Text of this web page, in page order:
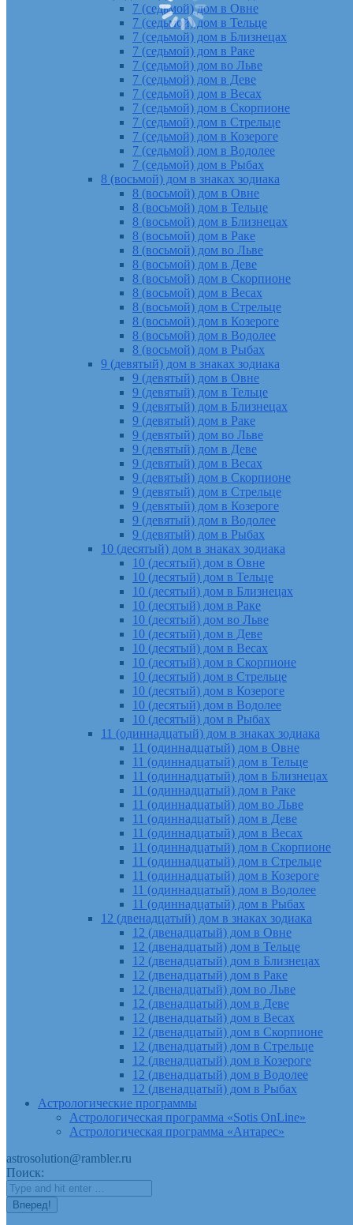
7 (седьмой) дом в Овне
7 (седьмой) дом в Тельце
7 (седьмой) дом в Близнецах
7 (седьмой) дом в Раке
7 (седьмой) дом во Льве
7 (седьмой) дом в Деве
7 (седьмой) дом в Весах
7 (седьмой) дом в Скорпионе
7 (седьмой) дом в Стрельце
7 (седьмой) дом в Козероге
7 (седьмой) дом в Водолее
7 (седьмой) дом в Рыбах
8 (восьмой) дом в знаках зодиака
8 (восьмой) дом в Овне
8 (восьмой) дом в Тельце
8 (восьмой) дом в Близнецах
8 (восьмой) дом в Раке
8 (восьмой) дом во Льве
8 (восьмой) дом в Деве
8 (восьмой) дом в Скорпионе
8 (восьмой) дом в Весах
8 (восьмой) дом в Стрельце
8 (восьмой) дом в Козероге
8 (восьмой) дом в Водолее
8 (восьмой) дом в Рыбах
9 (девятый) дом в знаках зодиака
9 (девятый) дом в Овне
9 (девятый) дом в Тельце
9 (девятый) дом в Близнецах
9 (девятый) дом в Раке
9 (девятый) дом во Льве
9 (девятый) дом в Деве
9 (девятый) дом в Весах
9 (девятый) дом в Скорпионе
9 (девятый) дом в Стрельце
9 (девятый) дом в Козероге
9 (девятый) дом в Водолее
9 (девятый) дом в Рыбах
10 (десятый) дом в знаках зодиака
10 (десятый) дом в Овне
10 (десятый) дом в Тельце
10 (десятый) дом в Близнецах
10 (десятый) дом в Раке
10 (десятый) дом во Льве
10 (десятый) дом в Деве
10 (десятый) дом в Весах
10 (десятый) дом в Скорпионе
10 (десятый) дом в Стрельце
10 (десятый) дом в Козероге
10 (десятый) дом в Водолее
10 (десятый) дом в Рыбах
11 (одиннадцатый) дом в знаках зодиака
11 (одиннадцатый) дом в Овне
11 (одиннадцатый) дом в Тельце
11 (одиннадцатый) дом в Близнецах
11 (одиннадцатый) дом в Раке
11 (одиннадцатый) дом во Льве
11 (одиннадцатый) дом в Деве
11 (одиннадцатый) дом в Весах
11 (одиннадцатый) дом в Скорпионе
11 (одиннадцатый) дом в Стрельце
11 (одиннадцатый) дом в Козероге
11 (одиннадцатый) дом в Водолее
11 (одиннадцатый) дом в Рыбах
12 (двенадцатый) дом в знаках зодиака
12 (двенадцатый) дом в Овне
12 (двенадцатый) дом в Тельце
12 (двенадцатый) дом в Близнецах
12 (двенадцатый) дом в Раке
12 (двенадцатый) дом во Льве
12 (двенадцатый) дом в Деве
12 (двенадцатый) дом в Весах
12 (двенадцатый) дом в Скорпионе
12 (двенадцатый) дом в Стрельце
12 (двенадцатый) дом в Козероге
12 (двенадцатый) дом в Водолее
12 (двенадцатый) дом в Рыбах
Астрологические программы
Астрологическая программа «Sotis OnLine»
Астрологическая программа «Антарес»
astrosolution@rambler.ru
Поиск: